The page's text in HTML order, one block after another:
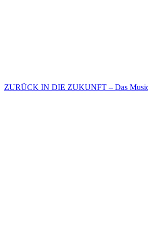
ZURÜCK IN DIE ZUKUNFT – Das